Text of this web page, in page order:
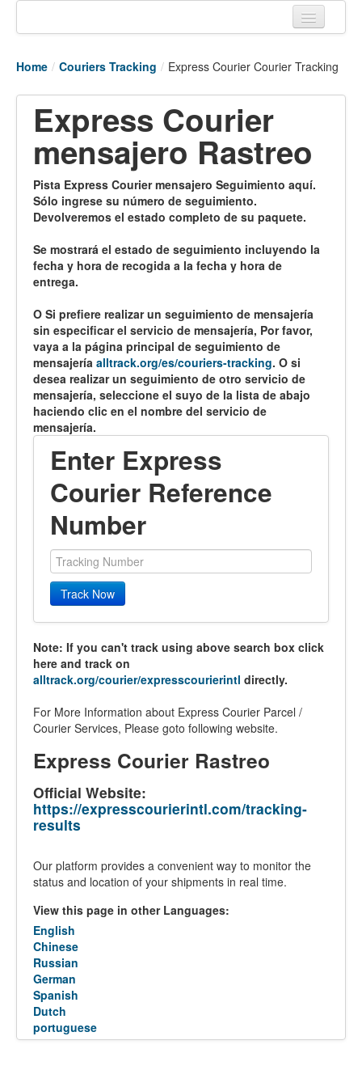
Tracking links
Couriers Tracking
Air Cargo Tracking
Vessel Tracking
Port Of Calls
Home / Couriers Tracking / Express Courier Courier Tracking
Express Courier
mensajero Rastreo
Pista Express Courier mensajero Seguimiento aquí.
Sólo ingrese su número de seguimiento.
Devolveremos el estado completo de su paquete.
Se mostrará el estado de seguimiento incluyendo la
fecha y hora de recogida a la fecha y hora de
entrega.
O Si prefiere realizar un seguimiento de mensajería
sin especificar el servicio de mensajería, Por favor,
vaya a la página principal de seguimiento de
mensajería alltrack.org/es/couriers-tracking. O si
desea realizar un seguimiento de otro servicio de
mensajería, seleccione el suyo de la lista de abajo
haciendo clic en el nombre del servicio de
mensajería.
Enter Express
Courier Reference
Number
Track Now
Note: If you can't track using above search box click
here and track on
alltrack.org/courier/expresscourierintl directly.
For More Information about Express Courier Parcel /
Courier Services, Please goto following website.
Express Courier Rastreo
Official Website:
https://expresscourierintl.com/tracking-
results
Our platform provides a convenient way to monitor the
status and location of your shipments in real time.
View this page in other Languages:
English
Chinese
Russian
German
Spanish
Dutch
portuguese